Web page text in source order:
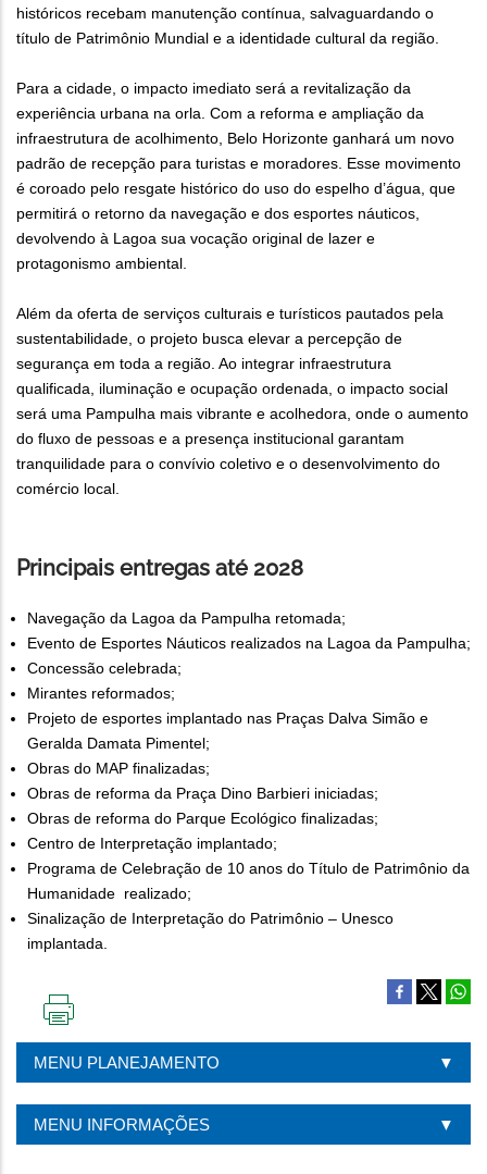
históricos recebam manutenção contínua, salvaguardando o
título de Patrimônio Mundial e a identidade cultural da região.
Para a cidade, o impacto imediato será a revitalização da
experiência urbana na orla. Com a reforma e ampliação da
infraestrutura de acolhimento, Belo Horizonte ganhará um novo
padrão de recepção para turistas e moradores. Esse movimento
é coroado pelo resgate histórico do uso do espelho d’água, que
permitirá o retorno da navegação e dos esportes náuticos,
devolvendo à Lagoa sua vocação original de lazer e
protagonismo ambiental.
Além da oferta de serviços culturais e turísticos pautados pela
sustentabilidade, o projeto busca elevar a percepção de
segurança em toda a região. Ao integrar infraestrutura
qualificada, iluminação e ocupação ordenada, o impacto social
será uma Pampulha mais vibrante e acolhedora, onde o aumento
do fluxo de pessoas e a presença institucional garantam
tranquilidade para o convívio coletivo e o desenvolvimento do
comércio local.
Principais entregas até 2028
Navegação da Lagoa da Pampulha retomada;
Evento de Esportes Náuticos realizados na Lagoa da Pampulha;
Concessão celebrada;
Mirantes reformados;
Projeto de esportes implantado nas Praças Dalva Simão e
Geralda Damata Pimentel;
Obras do MAP finalizadas;
Obras de reforma da Praça Dino Barbieri iniciadas;
Obras de reforma do Parque Ecológico finalizadas;
Centro de Interpretação implantado;
Programa de Celebração de 10 anos do Título de Patrimônio da
Humanidade realizado;
Sinalização de Interpretação do Patrimônio – Unesco
implantada.
PÁGINA
MENU PLANEJAMENTO
MENU INFORMAÇÕES